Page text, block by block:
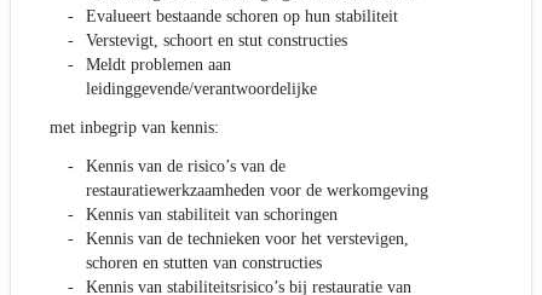
Evalueert bestaande schoren op hun stabiliteit
Verstevigt, schoort en stut constructies
Meldt problemen aan
leidinggevende/verantwoordelijke
met inbegrip van kennis:
Kennis van de risico’s van de
restauratiewerkzaamheden voor de werkomgeving
Kennis van stabiliteit van schoringen
Kennis van de technieken voor het verstevigen,
schoren en stutten van constructies
Kennis van stabiliteitsrisico’s bij restauratie van